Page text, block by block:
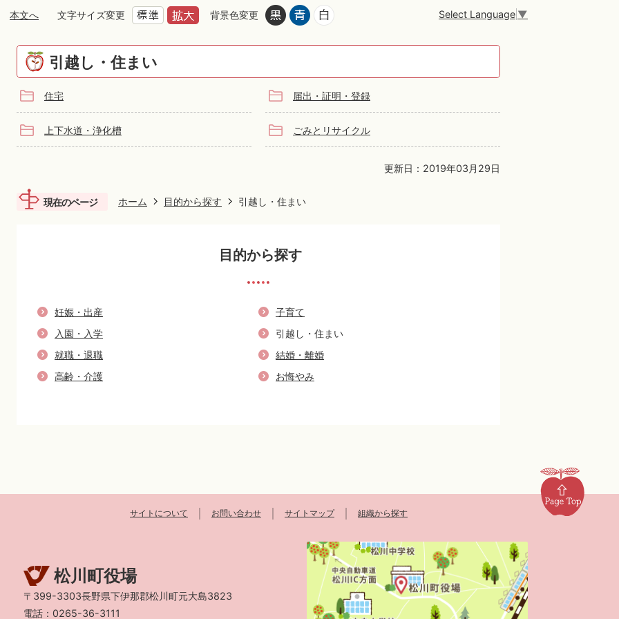
本文へ 文字サイズ変更 背景色変更 Select Language ▼
引越し・住まい
住宅 届出・証明・登録
上下水道・浄化槽 ごみとリサイクル
更新日：2019年03月29日
現在のページ ホーム 目的から探す 引越し・住まい
目的から探す
妊娠・出産
子育て
入園・入学
引越し・住まい
就職・退職
結婚・離婚
高齢・介護
お悔やみ
サイトについて お問い合わせ サイトマップ 組織から探す
松川町役場
〒399-3303長野県下伊那郡松川町元大島3823
電話：0265-36-3111